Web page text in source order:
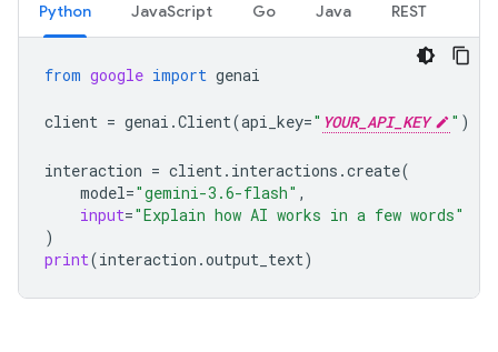
Python JavaScript Go Java REST
from google import genai
client = genai .Client(api_key=" YOUR_API_KEY " )
interaction = client. interactions .create(
model="gemini-3.6-flash" ,
input="Explain how AI works in a few words"
)
print(interaction .output_text)